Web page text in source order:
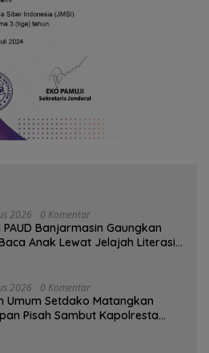
2026 0 Komentar
PAUD Banjarmasin Gaungkan
Anak Lewat Jelajah Literasi
2026 0 Komentar
Umum Setdako Matangkan
Pisah Sambut Kapolresta